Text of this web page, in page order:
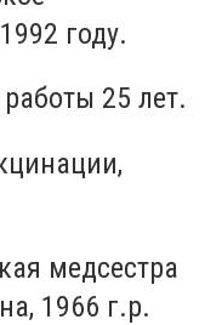
году.
25 лет.
медсестра
1966 г.р.